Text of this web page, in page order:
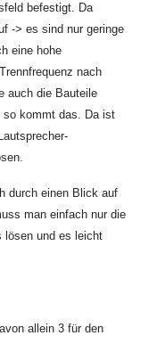
befestigt. Da
-> es sind nur geringe
eine hohe
nach
auch die Bauteile
so kommt das. Da ist
durch einen Blick auf
man einfach nur die
lösen und es leicht
allein 3 für den